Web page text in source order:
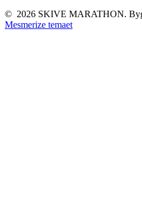
© 2026 SKIVE MARATHON.
Mesmerize temaet